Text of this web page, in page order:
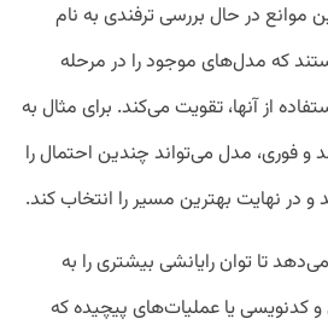
موانع در حال بررسی ترفندی به نام
که مدل‌های موجود را در مرحله
از آنها، تقویت می‌کند. برای مثال به
فوری، مدل می‌تواند چندین احتمال را
و در نهایت بهترین مسیر را انتخاب کند.
تا توان رایانشی بیشتری را به
کدنویسی یا عملیات‌های پیچیده که